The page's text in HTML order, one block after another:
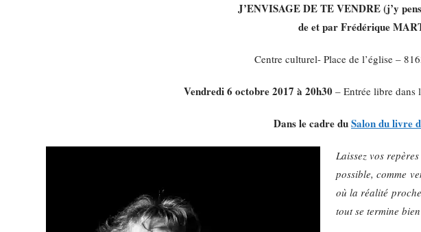
J’ENVISAGE DE TE VENDRE (j’y
de et par Frédérique
Centre culturel- Place de l’église –
Vendredi 6 octobre 2017 à 20h30 – Entrée libre dans
Dans le cadre duSalon du livre
Laissez vos
possible, comme
où la réalité
tout se termine